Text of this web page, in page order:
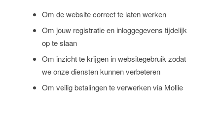
Om de website correct te laten werken
Om jouw registratie en inloggegevens tijdelijk
op te slaan
Om inzicht te krijgen in websitegebruik zodat
we onze diensten kunnen verbeteren
Om veilig betalingen te verwerken via Mollie